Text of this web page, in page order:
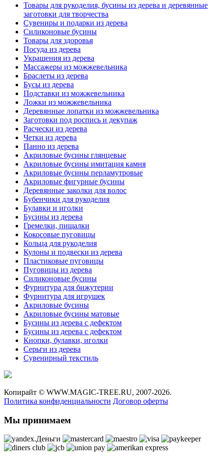
Товары для рукоделия, бусины из дерева и деревянные
заготовки для творчества
Сувениры и подарки из дерева
Силиконовые бусины
Товары для здоровья
Посуда из дерева
Украшения из дерева
Массажеры из можжевельника
Браслеты из дерева
Бусы из дерева
Подставки из можжевельника
Ложки из можжевельника
Деревянные лопатки из можжевельника
Заготовки под роспись и декупаж
Расчески из дерева
Четки из дерева
Панно из дерева
Акриловые бусины глянцевые
Акриловые бусины имитация камня
Акриловые бусины перламутровые
Акриловые фигурные бусины
Деревянные заколки для волос
Бубенчики для рукоделия
Булавки и иголки
Бусины из дерева
Гремелки, пищалки
Кокосовые пуговицы
Кольца для рукоделия
Кулоны и подвески из дерева
Пластиковые пуговицы
Пуговицы из дерева
Силиконовые бусины
Фурнитура для бижутерии
Фурнитура для игрушек
Акриловые бусины
Акриловые бусины матовые
Бусины из дерева с дефектом
Бусины из дерева с дефектом
Кнопки, булавки, иголки
Серьги из дерева
Сувенирный текстиль
Копирайт © WWW.MAGIC-TREE.RU, 2007-2026.
Политика конфиденциальности Договор оферты
Мы принимаем